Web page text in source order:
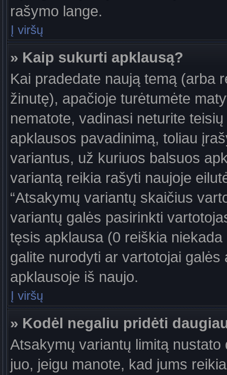
rašymo lange.
Į viršų
» Kaip sukurti apklausą?
Kai pradedate naują temą (arba
žinutę), apačioje turėtumėte
nematote, vadinasi neturite
apklausos pavadinimą, toliau
variantus, už kuriuos balsuos
variantą reikia rašyti naujoje
“Atsakymų variantų skaičius
variantų galės pasirinkti
tęsis apklausa (0 reiškia
galite nurodyti ar vartotojai
apklausoje iš naujo.
Į viršų
» Kodėl negaliu pridėti
Atsakymų variantų limitą
juo, jeigu manote, kad jums